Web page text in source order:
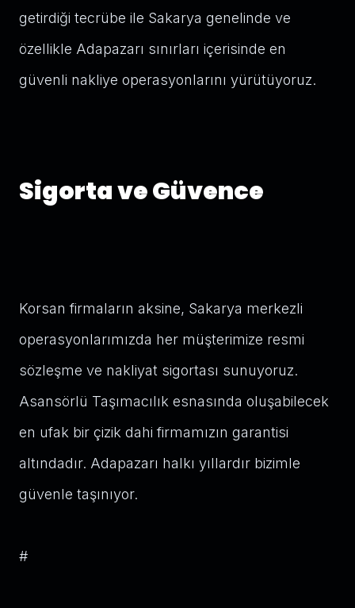
getirdiği tecrübe ile Sakarya genelinde ve
özellikle Adapazarı sınırları içerisinde en
güvenli nakliye operasyonlarını yürütüyoruz.
Sigorta ve Güvence
Korsan firmaların aksine, Sakarya merkezli
operasyonlarımızda her müşterimize resmi
sözleşme ve nakliyat sigortası sunuyoruz.
Asansörlü Taşımacılık esnasında oluşabilecek
en ufak bir çizik dahi firmamızın garantisi
altındadır. Adapazarı halkı yıllardır bizimle
güvenle taşınıyor.
#